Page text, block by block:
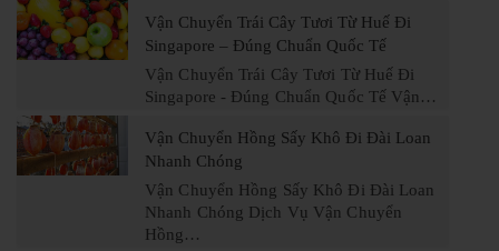
Vận Chuyển Trái Cây Tươi Từ Huế Đi
Singapore – Đúng Chuẩn Quốc Tế
Vận Chuyển Trái Cây Tươi Từ Huế Đi
Singapore - Đúng Chuẩn Quốc Tế Vận…
Vận Chuyển Hồng Sấy Khô Đi Đài Loan
Nhanh Chóng
Vận Chuyển Hồng Sấy Khô Đi Đài Loan
Nhanh Chóng Dịch Vụ Vận Chuyển
Hồng…